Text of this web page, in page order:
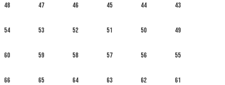
43
44
45
46
47
48
49
50
51
52
53
54
55
56
57
58
59
60
61
62
63
64
65
66